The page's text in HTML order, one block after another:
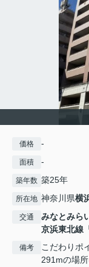
価格 -
面積 -
築年数 築25年
所在地 神奈川県横
交通 みなとみら
京浜東北線
備考
こだわりポ
291mの場